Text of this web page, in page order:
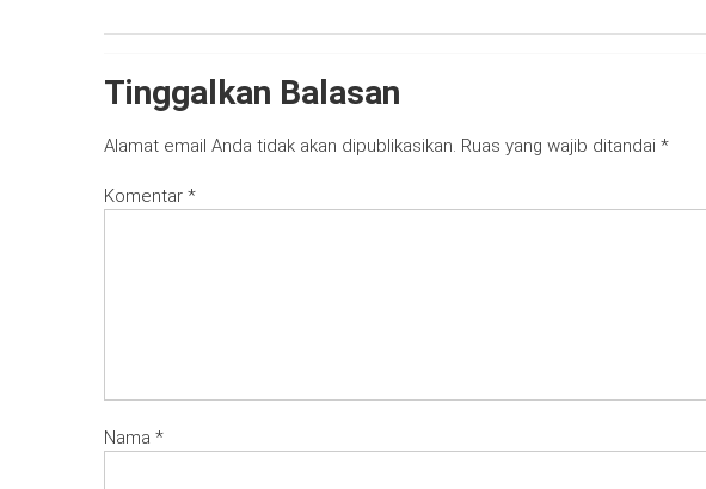
Tinggalkan Balasan
Alamat email Anda tidak akan dipublikasikan. Ruas yang wajib ditandai *
Komentar *
Nama *